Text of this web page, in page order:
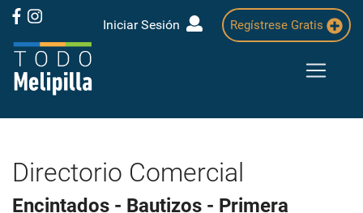
Iniciar Sesión Regístrese Gratis
Directorio Comercial
Encintados - Bautizos - Primera